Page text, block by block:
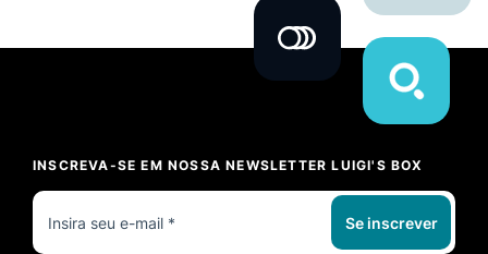
INSCREVA-SE EM NOSSA NEWSLETTER LUIGI'S BOX
Se inscrever